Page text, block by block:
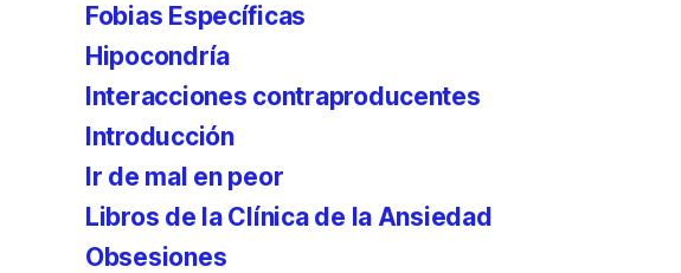
Fobias Específicas
Hipocondría
Interacciones contraproducentes
Introducción
Ir de mal en peor
Libros de la Clínica de la Ansiedad
Obsesiones